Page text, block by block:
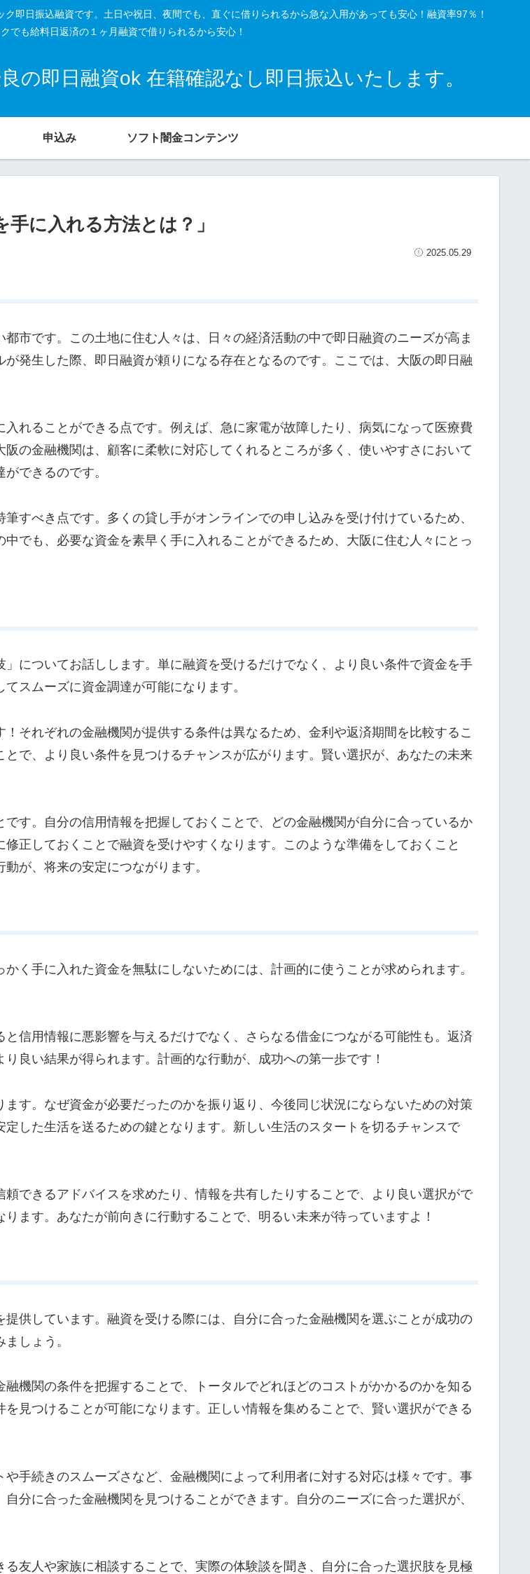
即日振込融資です。土日や祝日、夜間でも、直ぐに借りられるから急な入用があっても安心！融資率97％！
でも給料日返済の１ヶ月融資で借りられるから安心！
の即日融資ok 在籍確認なし即日振込いたします。
申込み ソフト闇金コンテンツ
に入れる方法とは？」
2025.05.29
市です。この土地に住む人々は、日々の経済活動の中で即日融資のニーズが高ま
発生した際、即日融資が頼りになる存在となるのです。ここでは、大阪の即日融
れることができる点です。例えば、急に家電が故障したり、病気になって医療費
の金融機関は、顧客に柔軟に対応してくれるところが多く、使いやすさにおいて
できるのです。
すべき点です。多くの貸し手がオンラインでの申し込みを受け付けているため、
でも、必要な資金を素早く手に入れることができるため、大阪に住む人々にとっ
についてお話しします。単に融資を受けるだけでなく、より良い条件で資金を手
スムーズに資金調達が可能になります。
それぞれの金融機関が提供する条件は異なるため、金利や返済期間を比較するこ
で、より良い条件を見つけるチャンスが広がります。賢い選択が、あなたの未来
す。自分の信用情報を把握しておくことで、どの金融機関が自分に合っているか
正しておくことで融資を受けやすくなります。このような準備をしておくこと
が、将来の安定につながります。
く手に入れた資金を無駄にしないためには、計画的に使うことが求められます。
信用情報に悪影響を与えるだけでなく、さらなる借金につながる可能性も。返済
良い結果が得られます。計画的な行動が、成功への第一歩です！
す。なぜ資金が必要だったのかを振り返り、今後同じ状況にならないための対策
した生活を送るための鍵となります。新しい生活のスタートを切るチャンスで
できるアドバイスを求めたり、情報を共有したりすることで、より良い選択がで
ます。あなたが前向きに行動することで、明るい未来が待っていますよ！
供しています。融資を受ける際には、自分に合った金融機関を選ぶことが成功の
しょう。
機関の条件を把握することで、トータルでどれほどのコストがかかるのかを知る
見つけることが可能になります。正しい情報を集めることで、賢い選択ができる
手続きのスムーズさなど、金融機関によって利用者に対する対応は様々です。事
分に合った金融機関を見つけることができます。自分のニーズに合った選択が、
友人や家族に相談することで、実際の体験談を聞き、自分に合った選択肢を見極